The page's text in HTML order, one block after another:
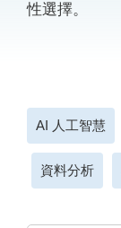
性選擇。
AI 人工智慧
資料分析